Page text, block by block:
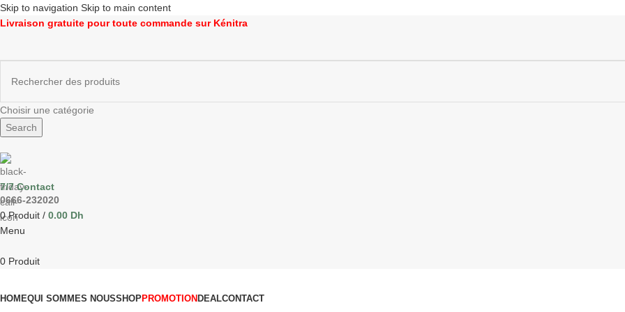
Skip to navigation Skip to main content
Livraison gratuite pour toute commande sur Kénitra
Choisir une catégorie
Search
7/7 Contact
0666-232020
0Produit / 0.00 Dh
Menu
0 Produit
HOMEQUI SOMMES NOUSSHOPPROMOTION DEALCONTACT